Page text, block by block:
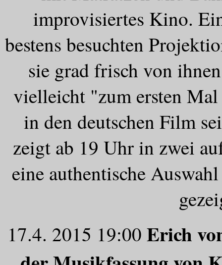
improvisiertes Kino.
bestens besuchten
sie grad frisch von
vielleicht "zum ersten
in den deutschen Film
zeigt ab 19 Uhr in zwei
eine authentische
17.4. 2015 19:00 Erich